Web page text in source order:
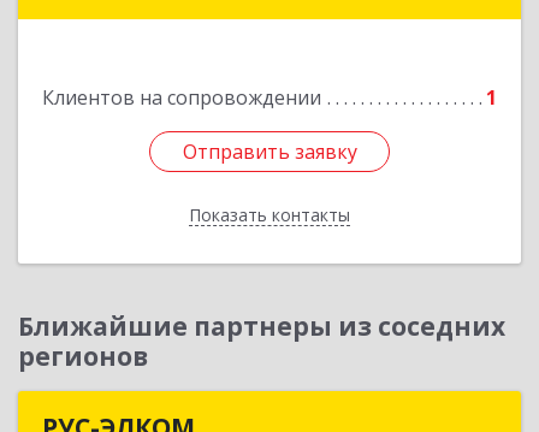
Клиентов на сопровождении 1
Отправить заявку
Показать контакты
Ближайшие партнеры из соседних
регионов